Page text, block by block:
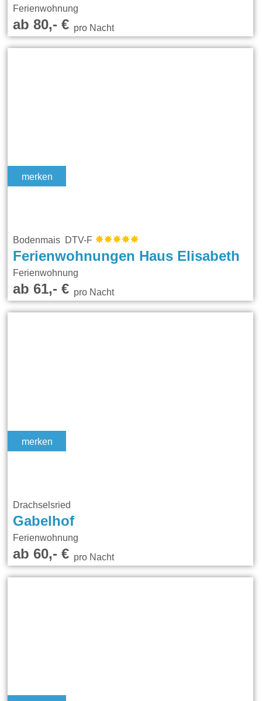
Ferienwohnung
ab 80,- €pro Nacht
merken
Bodenmais DTV-F
Ferienwohnungen Haus Elisabeth
Ferienwohnung
ab 61,- €pro Nacht
merken
Drachselsried
Gabelhof
Ferienwohnung
ab 60,- €pro Nacht